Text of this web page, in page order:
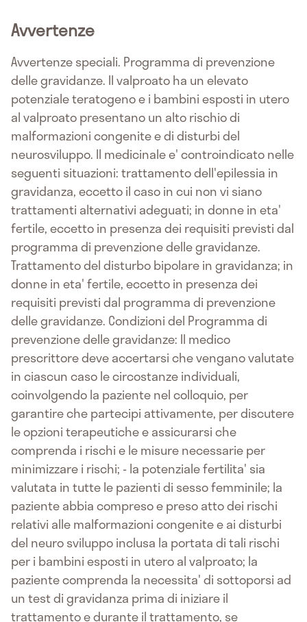
Avvertenze
Avvertenze speciali. Programma di prevenzione
delle gravidanze. Il valproato ha un elevato
potenziale teratogeno e i bambini esposti in utero
al valproato presentano un alto rischio di
malformazioni congenite e di disturbi del
neurosviluppo. Il medicinale e' controindicato nelle
seguenti situazioni: trattamento dell'epilessia in
gravidanza, eccetto il caso in cui non vi siano
trattamenti alternativi adeguati; in donne in eta'
fertile, eccetto in presenza dei requisiti previsti dal
programma di prevenzione delle gravidanze.
Trattamento del disturbo bipolare in gravidanza; in
donne in eta' fertile, eccetto in presenza dei
requisiti previsti dal programma di prevenzione
delle gravidanze. Condizioni del Programma di
prevenzione delle gravidanze: Il medico
prescrittore deve accertarsi che vengano valutate
in ciascun caso le circostanze individuali,
coinvolgendo la paziente nel colloquio, per
garantire che partecipi attivamente, per discutere
le opzioni terapeutiche e assicurarsi che
comprenda i rischi e le misure necessarie per
minimizzare i rischi; - la potenziale fertilita' sia
valutata in tutte le pazienti di sesso femminile; la
paziente abbia compreso e preso atto dei rischi
relativi alle malformazioni congenite e ai disturbi
del neuro sviluppo inclusa la portata di tali rischi
per i bambini esposti in utero al valproato; la
paziente comprenda la necessita' di sottoporsi ad
un test di gravidanza prima di iniziare il
trattamento e durante il trattamento, se